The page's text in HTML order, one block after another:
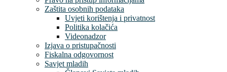
Zaštita osobnih podataka
Uvjeti korištenja i privatnost
Politika kolačića
Videonadzor
Izjava o pristupačnosti
Fiskalna odgovornost
Savjet mladih